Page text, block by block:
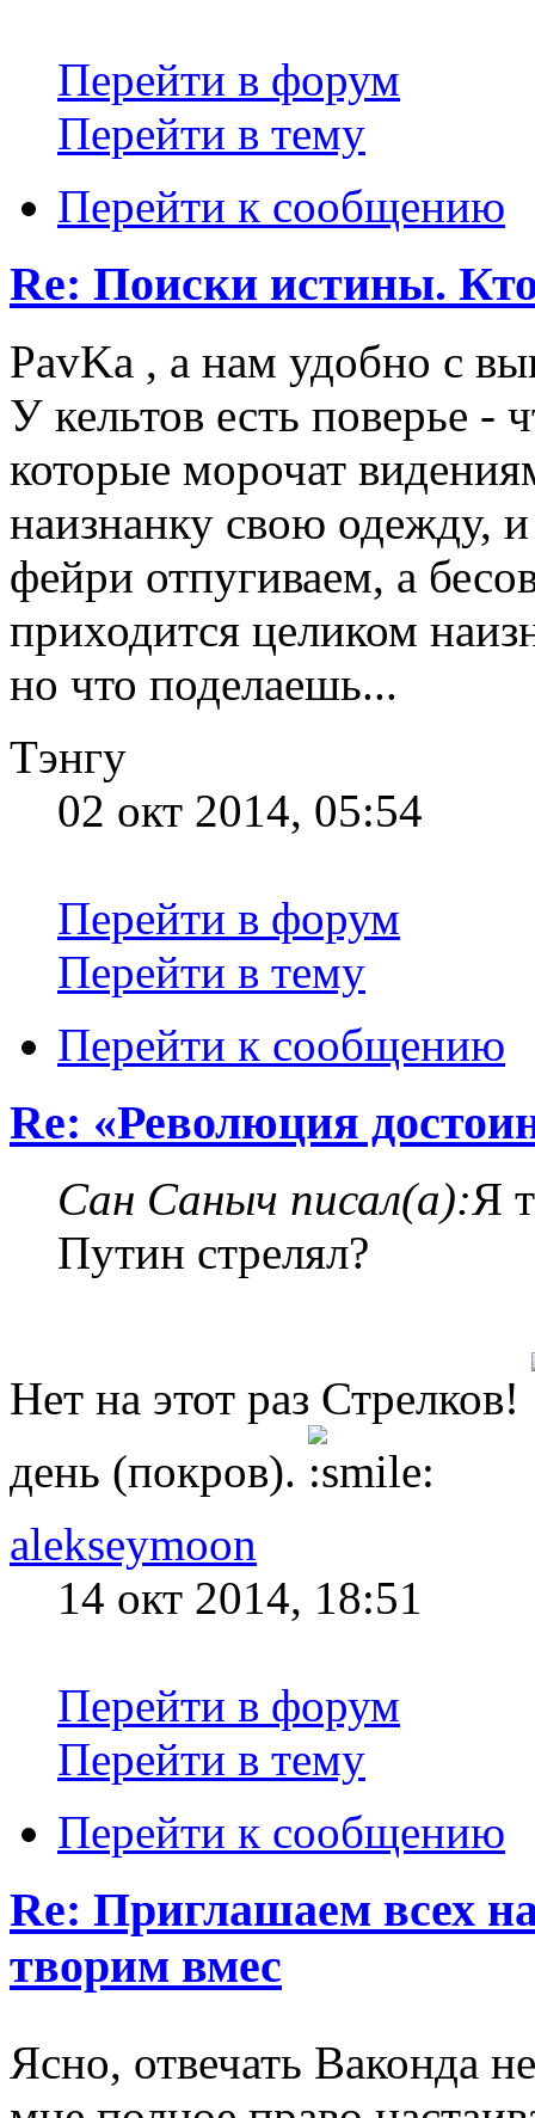
Перейти в форум
Перейти в тему
Перейти к сообщению
Re: Поиски истины.
PavKa , а нам удобно с
У кельтов есть поверье -
которые морочат
наизнанку свою одежду,
фейри отпугиваем, а
приходится целиком
но что поделаешь...
Тэнгу
02 окт 2014, 05:54
Перейти в форум
Перейти в тему
Перейти к сообщению
Re: «Революция
Сан Саныч писал(а):Я
Путин стрелял?
Нет на этот раз Стрелков!
день (покров).
alekseymoon
14 окт 2014, 18:51
Перейти в форум
Перейти в тему
Перейти к сообщению
Re: Приглашаем всех
творим вмес
Ясно, отвечать Ваконда